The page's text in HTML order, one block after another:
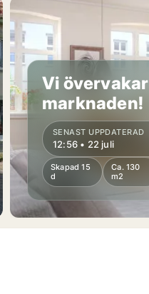
Vi övervakar
marknaden!
SENAST UPPDATERAD
12:56 • 22 juli
Skapad 15
d
Ca. 130
m2